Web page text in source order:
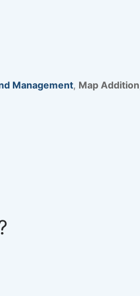
Management, Map Addition